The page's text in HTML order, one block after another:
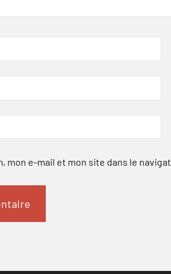
mon e-mail et mon site dans le